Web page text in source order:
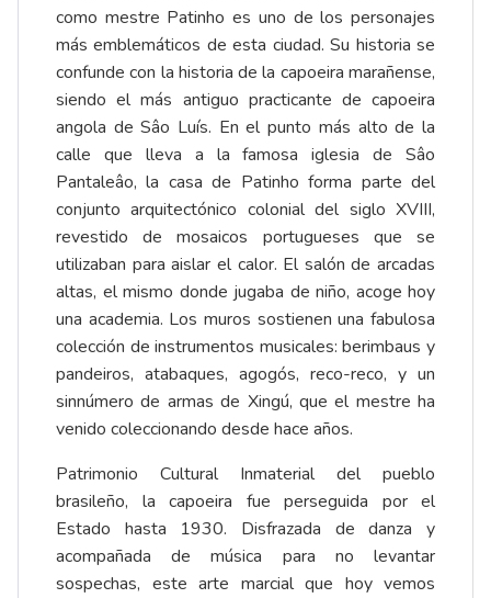
como mestre Patinho es uno de los personajes
más emblemáticos de esta ciudad. Su historia se
confunde con la historia de la capoeira marañense,
siendo el más antiguo practicante de capoeira
angola de Sâo Luís. En el punto más alto de la
calle que lleva a la famosa iglesia de Sâo
Pantaleâo, la casa de Patinho forma parte del
conjunto arquitectónico colonial del siglo XVIII,
revestido de mosaicos portugueses que se
utilizaban para aislar el calor. El salón de arcadas
altas, el mismo donde jugaba de niño, acoge hoy
una academia. Los muros sostienen una fabulosa
colección de instrumentos musicales: berimbaus y
pandeiros, atabaques, agogós, reco-reco, y un
sinnúmero de armas de Xingú, que el mestre ha
venido coleccionando desde hace años.
Patrimonio Cultural Inmaterial del pueblo
brasileño, la capoeira fue perseguida por el
Estado hasta 1930. Disfrazada de danza y
acompañada de música para no levantar
sospechas, este arte marcial que hoy vemos